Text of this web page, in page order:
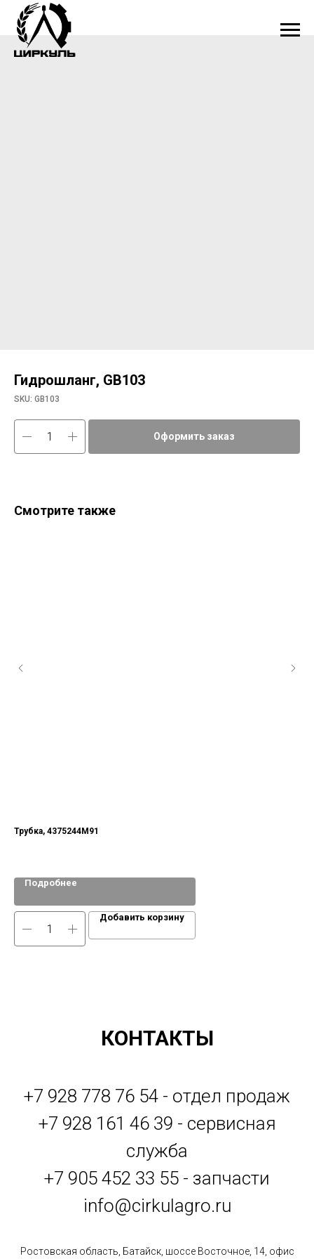
Гидрошланг, GB103
SKU: GB103
Оформить заказ
Смотрите также
Трубка, 4375244М91
Подробнее
Добавить корзину
КОНТАКТЫ
+7 928 778 76 54 - отдел продаж
+7 928 161 46 39 - сервисная
служба
+7 905 452 33 55 - запчасти
info@cirkulagro.ru
Ростовская область, Батайск, шоссе Восточное, 14, офис